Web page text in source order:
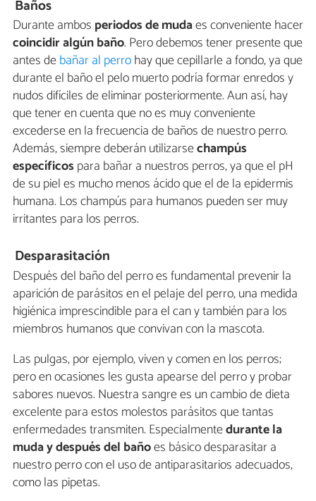
Baños
Durante ambos periodos de mudaes conveniente hacer
coincidir algún baño. Pero debemos tener presente que
antes debañar al perrohay que cepillarle a fondo, ya que
durante el baño el pelo muerto podría formar enredos y
nudos difíciles de eliminar posteriormente. Aun así, hay
que tener en cuenta que no es muy conveniente
excederse en la frecuencia de baños de nuestro perro.
Además, siempre deberán utilizarsechampús
específicos para bañar a nuestros perros, ya que el pH
de su piel es mucho menos ácido que el de la epidermis
humana. Los champús para humanos pueden ser muy
irritantes para los perros.
Desparasitación
Después del baño del perro es fundamental prevenir la
aparición de parásitos en el pelaje del perro, una medida
higiénica imprescindible para el can y también para los
miembros humanos que convivan con la mascota.
Las pulgas, por ejemplo, viven y comen en los perros;
pero en ocasiones les gusta apearse del perro y probar
sabores nuevos. Nuestra sangre es un cambio de dieta
excelente para estos molestos parásitos que tantas
enfermedades transmiten. Especialmentedurante la
muda y después del bañoes básico desparasitar a
nuestro perro con el uso de antiparasitarios adecuados,
como las pipetas.